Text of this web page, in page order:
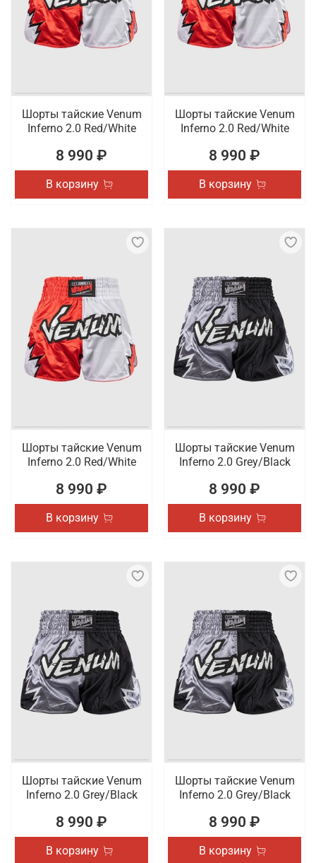
Шорты тайские Venum
Inferno 2.0 Red/White
8 990 ₽
В корзину
Шорты тайские Venum
Inferno 2.0 Red/White
8 990 ₽
В корзину
Шорты тайские Venum
Inferno 2.0 Red/White
8 990 ₽
В корзину
Шорты тайские Venum
Inferno 2.0 Grey/Black
8 990 ₽
В корзину
Шорты тайские Venum
Inferno 2.0 Grey/Black
8 990 ₽
В корзину
Шорты тайские Venum
Inferno 2.0 Grey/Black
8 990 ₽
В корзину